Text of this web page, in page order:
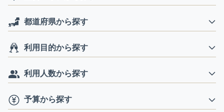
都道府県から探す
利用目的から探す
利用人数から探す
予算から探す